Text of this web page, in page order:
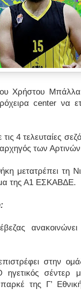
Χρήστου Μπάλλα
center να
4 τελευταίες
των
μετατρέπει τη
της Α1 ΕΣΚΑΒΔΕ.
στην
σέντερ
παρκέ της Γ’